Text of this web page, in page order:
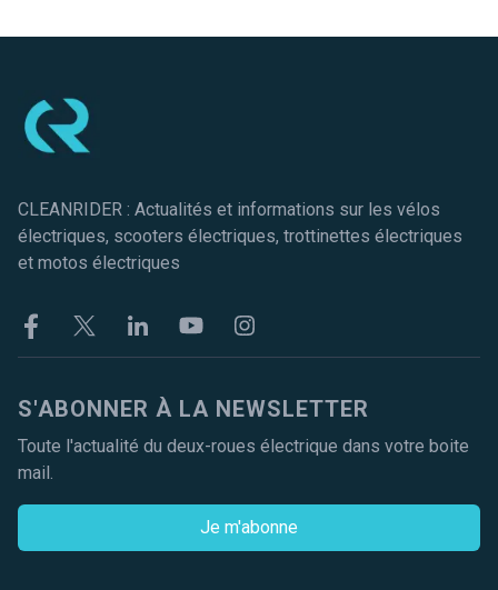
CLEANRIDER : Actualités et informations sur les vélos
électriques, scooters électriques, trottinettes électriques
et motos électriques
FacebookTwitter LinkekinYoutubeInstagram
S'ABONNER À LA NEWSLETTER
Toute l'actualité du deux-roues électrique dans votre boite
mail.
Je m'abonne